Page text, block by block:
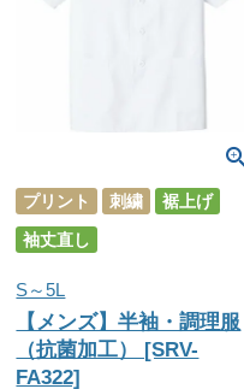
プリント 刺繍
裾上げ
袖丈直し
S～5L
【メンズ】半袖・調理服
（抗菌加工） [SRV-
FA322]